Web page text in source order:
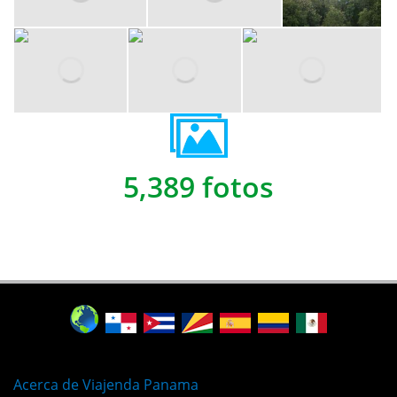
5,389 fotos
Acerca de Viajenda Panama